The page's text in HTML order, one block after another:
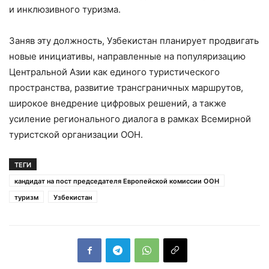
и инклюзивного туризма.
Заняв эту должность, Узбекистан планирует продвигать
новые инициативы, направленные на популяризацию
Центральной Азии как единого туристического
пространства, развитие трансграничных маршрутов,
широкое внедрение цифровых решений, а также
усиление регионального диалога в рамках Всемирной
туристской организации ООН.
ТЕГИ
кандидат на пост председателя Европейской комиссии ООН
туризм
Узбекистан